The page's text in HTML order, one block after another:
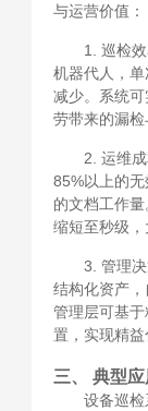
与运营价值：
1. 巡检
机器代人，
减少。系统
劳带来的漏检
2. 运维
85%以上的
的文档工作
缩短至秒级，
3. 管理
结构化资产，
管理层可基
置，实现精益
三、 典型
设备巡检